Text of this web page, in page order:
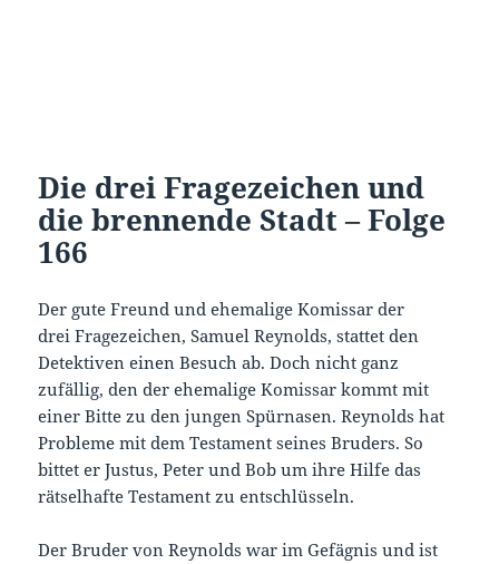
Die drei Fragezeichen und
die brennende Stadt – Folge
166
Der gute Freund und ehemalige Komissar der
drei Fragezeichen, Samuel Reynolds, stattet den
Detektiven einen Besuch ab. Doch nicht ganz
zufällig, den der ehemalige Komissar kommt mit
einer Bitte zu den jungen Spürnasen. Reynolds hat
Probleme mit dem Testament seines Bruders. So
bittet er Justus, Peter und Bob um ihre Hilfe das
rätselhafte Testament zu entschlüsseln.
Der Bruder von Reynolds war im Gefägnis und ist